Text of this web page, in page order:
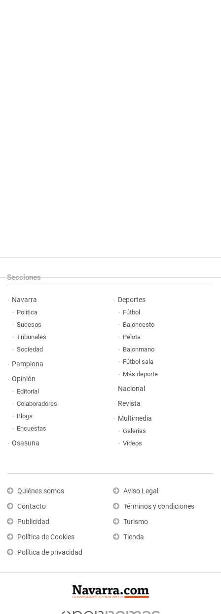
Secciones
Navarra
Política
Sucesos
Tribunales
Sociedad
Pamplona
Opinión
Editorial
Colaboradores
Blogs
Encuestas
Osasuna
Deportes
Fútbol
Baloncesto
Pelota
Balonmano
Fútbol sala
Más deporte
Nacional
Revista
Multimedia
Galerías
Vídeos
Quiénes somos
Contacto
Publicidad
Política de Cookies
Política de privacidad
Aviso Legal
Términos y condiciones
Turismo
Tienda